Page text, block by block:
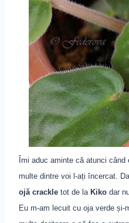
Îmi aduc aminte că atunci
multe dintre voi l-ați încercat.
ojă crackle tot de la Kiko dar
Eu m-am lecuit cu oja verde